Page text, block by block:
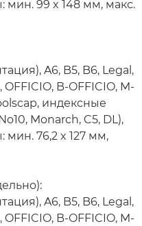
мин. 99 x 148 мм, макс.
A6, B5, B6, Legal,
B-OFFICIO, M-
индексные
Monarch, C5, DL),
мин. 76,2 x 127 мм,
A6, B5, B6, Legal,
B-OFFICIO, M-